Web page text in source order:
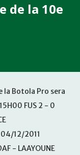
de la 10e
la Botola Pro sera
FUS 2 - 0
04/12/2011
- LAAYOUNE